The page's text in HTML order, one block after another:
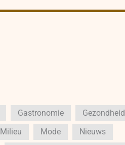
Gastronomie
Gezondheid
Milieu Mode
Nieuws